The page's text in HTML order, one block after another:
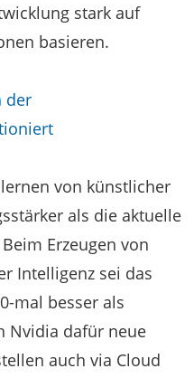
stark auf
basieren.
der
von künstlicher
als die aktuelle
Erzeugen von
Intelligenz sei das
mal besser als
Nvidia dafür neue
auch via Cloud